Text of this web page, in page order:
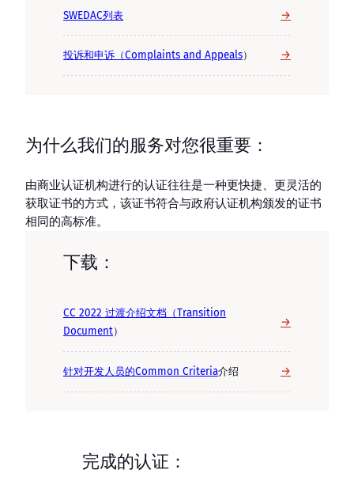
SWEDAC列表 →
投诉和申诉（Complaints and Appeals） →
为什么我们的服务对您很重要：
由商业认证机构进行的认证往往是一种更快捷、更灵活的
获取证书的方式，该证书符合与政府认证机构颁发的证书
相同的高标准。
下载：
CC 2022 过渡介绍文档（Transition
Document）
→
针对开发人员的Common Criteria介绍 →
完成的认证：